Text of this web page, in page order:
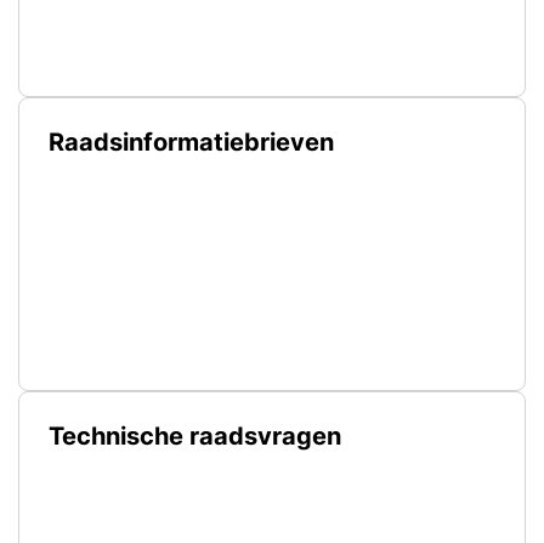
Raadsinformatiebrieven
Technische raadsvragen